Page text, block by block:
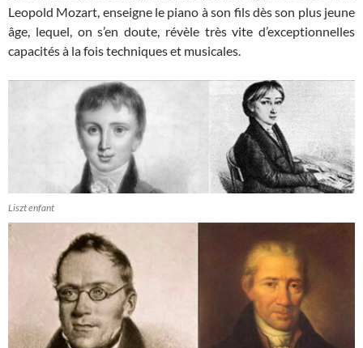
Leopold Mozart, enseigne le piano à son fils dès son plus jeune
âge, lequel, on s’en doute, révèle très vite d’exceptionnelles
capacités à la fois techniques et musicales.
Liszt enfant